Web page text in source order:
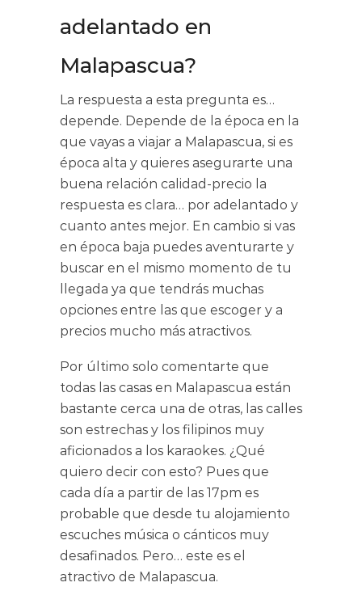
adelantado en
Malapascua?
La respuesta a esta pregunta es…
depende. Depende de la época en la
que vayas a viajar a Malapascua, si es
época alta y quieres asegurarte una
buena relación calidad-precio la
respuesta es clara… por adelantado y
cuanto antes mejor. En cambio si vas
en época baja puedes aventurarte y
buscar en el mismo momento de tu
llegada ya que tendrás muchas
opciones entre las que escoger y a
precios mucho más atractivos.
Por último solo comentarte que
todas las casas en Malapascua están
bastante cerca una de otras, las calles
son estrechas y los filipinos muy
aficionados a los karaokes. ¿Qué
quiero decir con esto? Pues que
cada día a partir de las 17pm es
probable que desde tu alojamiento
escuches música o cánticos muy
desafinados. Pero… este es el
atractivo de Malapascua.